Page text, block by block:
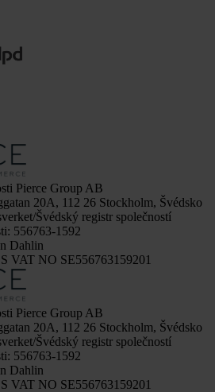
Pierce Group AB
20A, 112 26 Stockholm, Švédsko
Švédský registr společností
556763-1592
Dahlin
VAT NO SE556763159201
Pierce Group AB
20A, 112 26 Stockholm, Švédsko
Švédský registr společností
556763-1592
Dahlin
VAT NO SE556763159201